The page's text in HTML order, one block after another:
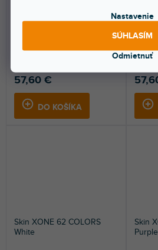
Nastavenie
Odmietnuť
SÚHLASÍM
Do 5 dní
57,60 €
DO KOŠÍKA
Heath XONE:62. Ochráni váš
Do 5
Skin XONE 62 COLORS
White
Skin
Purple